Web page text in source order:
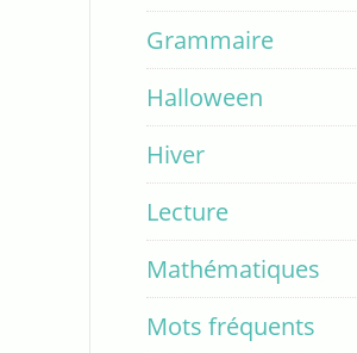
Grammaire
Halloween
Hiver
Lecture
Mathématiques
Mots fréquents